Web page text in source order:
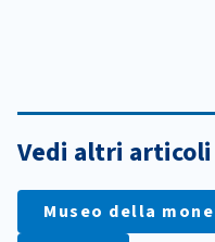
Vedi altri
Museo della